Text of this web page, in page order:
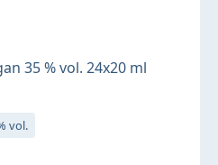
35 % vol. 24x20 ml
vol.